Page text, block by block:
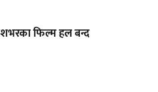
फिल्म हल बन्द